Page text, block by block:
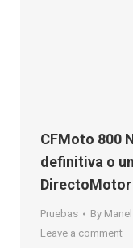
CFMoto 800
definitiva o
DirectoMotor
Pruebas By
Leave a comment